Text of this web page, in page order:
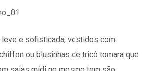
leve e sofisticada, vestidos com
ou blusinhas de tricô tomara que